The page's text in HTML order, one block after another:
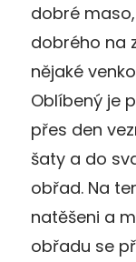
dobré
dobrého na
nějaké
Oblíbený je
přes den
šaty a do
obřad. Na
natěšeni a
obřadu se